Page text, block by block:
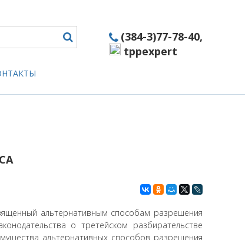
(384-3)77-78-40,
tppexpert
альтернативным способам разрешения
о третейском разбирательстве
альтернативных способов разрешения